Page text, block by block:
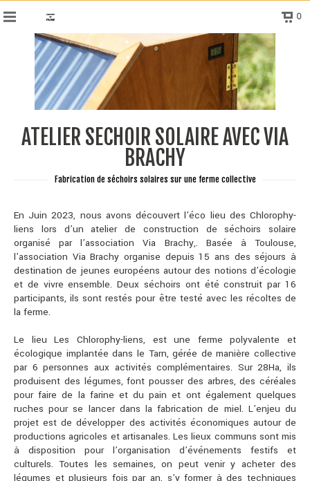
0
ATELIER SECHOIR SOLAIRE AVEC VIA
BRACHY
Fabrication de séchoirs solaires sur une ferme collective
En Juin 2023, nous avons découvert l’éco lieu des Chlorophy-
liens lors d’un atelier de construction de séchoirs solaire
organisé par l’association Via Brachy,. Basée à Toulouse,
l’association Via Brachy organise depuis 15 ans des séjours à
destination de jeunes européens autour des notions d’écologie
et de vivre ensemble. Deux séchoirs ont été construit par 16
participants, ils sont restés pour être testé avec les récoltes de
la ferme.
Le lieu Les Chlorophy-liens, est une ferme polyvalente et
écologique implantée dans le Tarn, gérée de manière collective
par 6 personnes aux activités complémentaires. Sur 28Ha, ils
produisent des légumes, font pousser des arbres, des céréales
pour faire de la farine et du pain et ont également quelques
ruches pour se lancer dans la fabrication de miel. L’enjeu du
projet est de développer des activités économiques autour de
productions agricoles et artisanales. Les lieux communs sont mis
à disposition pour l’organisation d’événements festifs et
culturels. Toutes les semaines, on peut venir y acheter des
légumes et plusieurs fois par an, s’y former à des techniques